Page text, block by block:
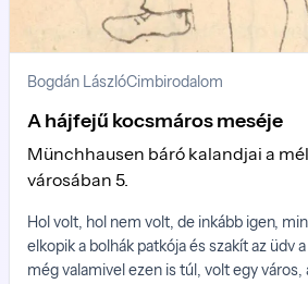
Bogdán LászlóCimbirodalom
A hájfejű kocsmáros meséje
Münchhausen báró kalandjai a
városában 5.
Hol volt, hol nem volt, de inkább igen,
elkopik a bolhák patkója és szakít az üdv
még valamivel ezen is túl, volt egy város,